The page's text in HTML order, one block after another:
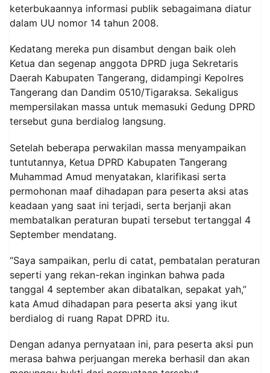
keterbukaannya informasi publik sebagaimana diatur
dalam UU nomor 14 tahun 2008.
Kedatang mereka pun disambut dengan baik oleh
Ketua dan segenap anggota DPRD juga Sekretaris
Daerah Kabupaten Tangerang, didampingi Kepolres
Tangerang dan Dandim 0510/Tigaraksa. Sekaligus
mempersilakan massa untuk memasuki Gedung DPRD
tersebut guna berdialog langsung.
Setelah beberapa perwakilan massa menyampaikan
tuntutannya, Ketua DPRD Kabupaten Tangerang
Muhammad Amud menyatakan, klarifikasi serta
permohonan maaf dihadapan para peserta aksi atas
keadaan yang saat ini terjadi, serta berjanji akan
membatalkan peraturan bupati tersebut tertanggal 4
September mendatang.
“Saya sampaikan, perlu di catat, pembatalan peraturan
seperti yang rekan-rekan inginkan bahwa pada
tanggal 4 september akan dibatalkan, sepakat yah,”
kata Amud dihadapan para peserta aksi yang ikut
berdialog di ruang Rapat DPRD itu.
Dengan adanya pernyataan ini, para peserta aksi pun
merasa bahwa perjuangan mereka berhasil dan akan